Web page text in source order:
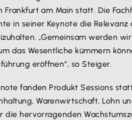
Frankfurt am Main statt. Die
in seiner Keynote die
„Gemeinsam werden
das Wesentliche kümmern
eröffnen“, so Steiger.
fanden Produkt Sessions
Warenwirtschaft, Lohn
die hervorragenden